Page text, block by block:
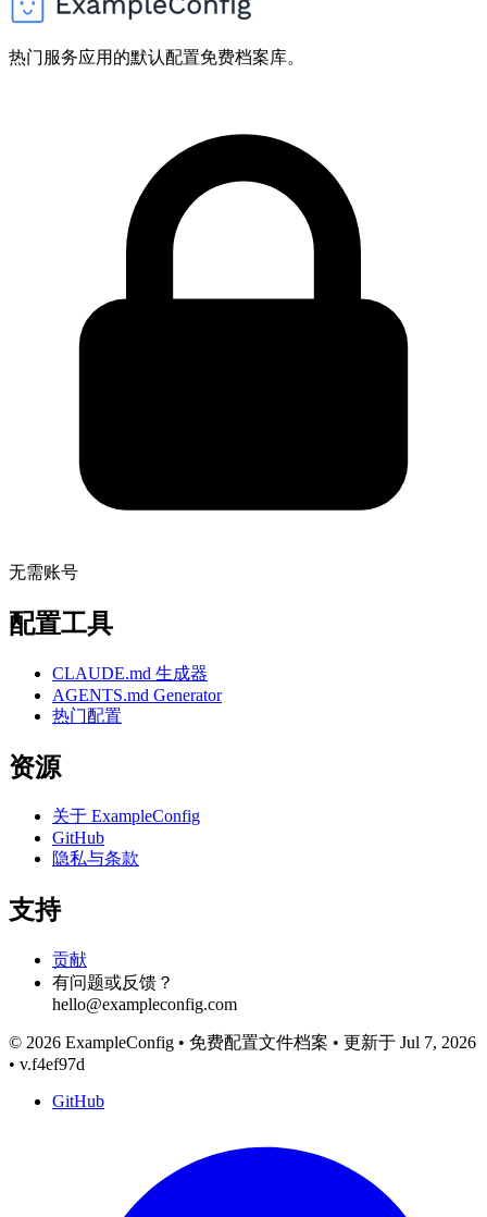
热门服务应用的默认配置免费档案库。
无需账号
配置工具
CLAUDE.md 生成器
AGENTS.md Generator
热门配置
资源
关于 ExampleConfig
GitHub
隐私与条款
支持
贡献
有问题或反馈？
hello@exampleconfig.com
© 2026 ExampleConfig • 免费配置文件档案 • 更新于 Jul 7, 2026
• v.f4ef97d
GitHub